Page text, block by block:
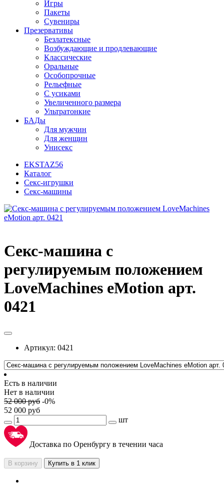
Игры
Пакеты
Сувениры
Презервативы
Безлатексные
Возбуждающие и продлевающие
Классические
Оральные
Особопрочные
Рельефные
С усиками
Увеличенного размера
Ультратонкие
БАДы
Для мужчин
Для женщин
Унисекс
EKSTAZ56
Каталог
Секс-игрушки
Секс-машины
Секс-машина с
регулируемым положением
LoveMachines eMotion арт.
0421
Артикул: 0421
Есть в наличии
Нет в наличии
52 000руб -0%
52 000 руб
шт
Доставка по Оренбургу в течении часа
В корзину Купить в 1 клик